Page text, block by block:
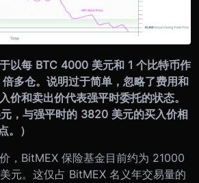
于以每 BTC 4000 美元和 1 个比特币作
多仓。说明过于简单，忽略了费用和
价和卖出价代表强平时委托的状态。
，与强平时的 3820 美元的买入价相
。）
，BitMEX 保险基金目前约为 21000
元。这仅占 BitMEX 名义年交易量的